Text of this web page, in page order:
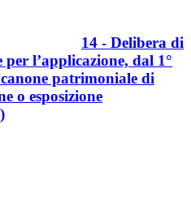
14 - Delibera di
l’applicazione, dal 1°
patrimoniale di
o esposizione